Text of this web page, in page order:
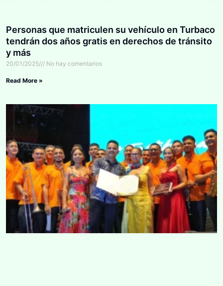
Personas que matriculen su vehículo en Turbaco
tendrán dos años gratis en derechos de tránsito
y más
20/01/2025 No hay comentarios
Read More »